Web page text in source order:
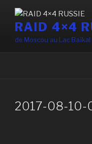
contenu
principal
RAID 4×4
de Moscou au Lac Baïkal
2017-08-10-